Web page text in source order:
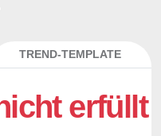
TREND-TEMPLATE
erfüllt